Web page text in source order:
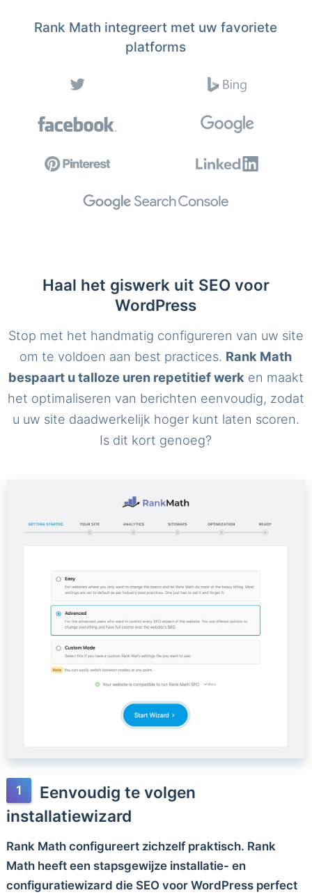
Rank Math integreert met uw favoriete
platforms
Haal het giswerk uit SEO voor
WordPress
Stop met het handmatig configureren van uw site
om te voldoen aan best practices. Rank Math
bespaart u talloze uren repetitief werk en maakt
het optimaliseren van berichten eenvoudig, zodat
u uw site daadwerkelijk hoger kunt laten scoren.
Is dit kort genoeg?
Eenvoudig te volgen
installatiewizard
Rank Math configureert zichzelf praktisch. Rank
Math heeft een stapsgewijze installatie- en
configuratiewizard die SEO voor WordPress perfect